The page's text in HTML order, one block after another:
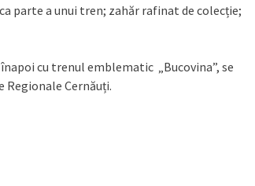
parte a unui tren; zahăr rafinat de colecție;
cu trenul emblematic „Bucovina”, se
Regionale Cernăuți.